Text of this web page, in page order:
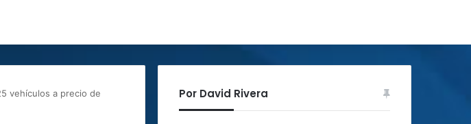
vehículos a precio de
Por David Rivera